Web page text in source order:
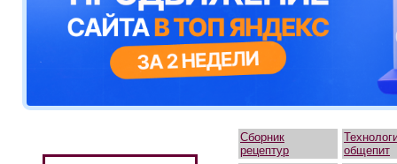
Сборник
рецептур
общепит